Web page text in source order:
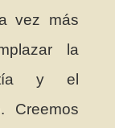
vez más
la
y el
Creemos